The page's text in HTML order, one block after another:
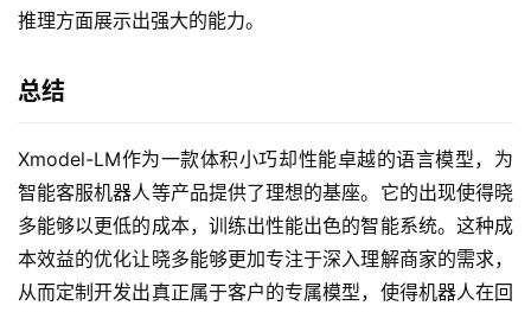
推理方面展示出强大的能力。
总结
Xmodel-LM作为一款体积小巧却性能卓越的语言模型，为
智能客服机器人等产品提供了理想的基座。它的出现使得晓
多能够以更低的成本，训练出性能出色的智能系统。这种成
本效益的优化让晓多能够更加专注于深入理解商家的需求，
从而定制开发出真正属于客户的专属模型，使得机器人在回